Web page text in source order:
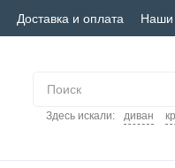
Доставка и оплата Наши
Здесь искали: диван